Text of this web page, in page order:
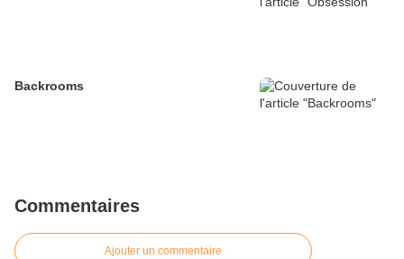
Backrooms
Commentaires
Ajouter un commentaire